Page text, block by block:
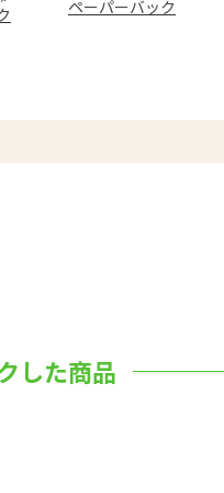
ペーパーバック
した商品